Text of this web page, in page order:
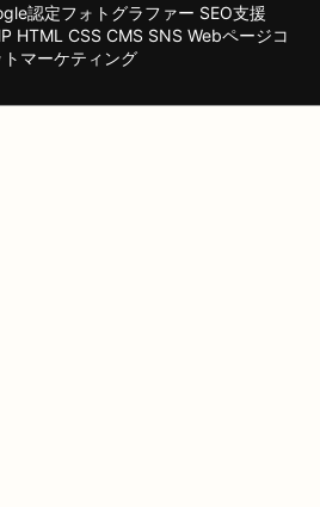
認定フォトグラファー SEO支援
HTML CSS CMS SNS Webページコ
マーケティング